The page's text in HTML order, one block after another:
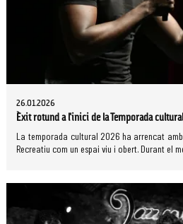
26.01.2026
Èxit rotund a l'inici de la Temporada
La temporada cultural 2026 ha arrencat
Recreatiu com un espai viu i obert. Durant el